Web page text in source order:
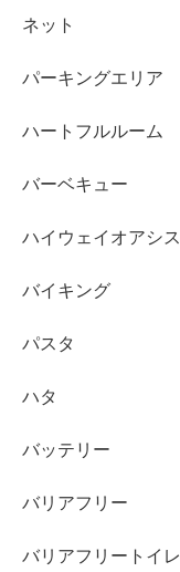
ネット
パーキングエリア
ハートフルルーム
バーベキュー
ハイウェイオアシス
バイキング
パスタ
ハタ
バッテリー
バリアフリー
バリアフリートイレ